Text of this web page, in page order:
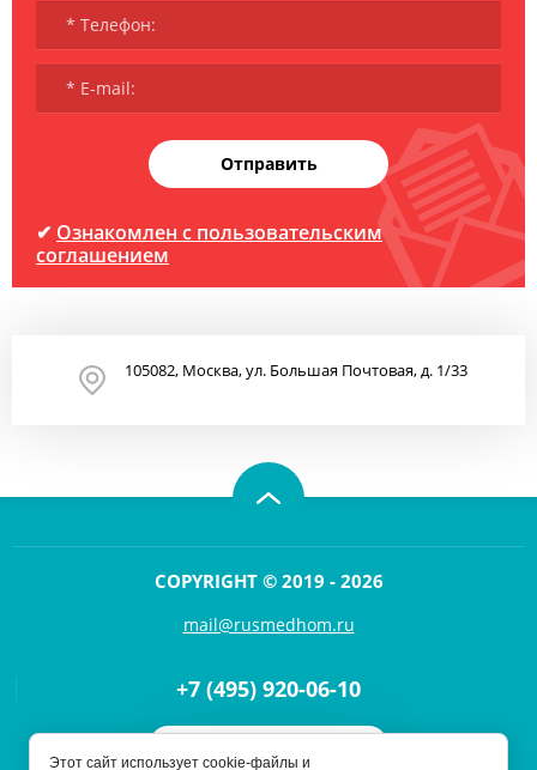
Отправить
✔ Ознакомлен с пользовательским
соглашением
105082, Москва, ул. Большая Почтовая, д. 1/33
COPYRIGHT © 2019 - 2026
mail@rusmedhom.ru
+7 (495) 920-06-10
Этот сайт использует cookie-файлы и